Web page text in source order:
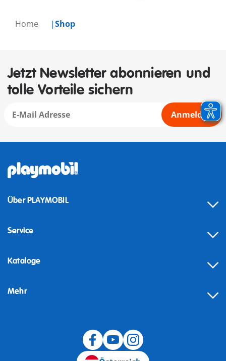
Home Shop
Jetzt Newsletter abonnieren und
tolle Vorteile sichern
Anmelden
Über PLAYMOBIL
Service
Kataloge
Mehr